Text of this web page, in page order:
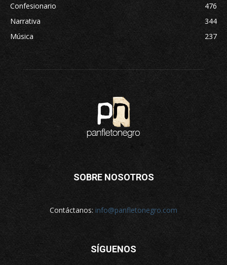
Confesionario
476
Narrativa
344
Música
237
SOBRE NOSOTROS
Contáctanos: info@panfletonegro.com
SÍGUENOS